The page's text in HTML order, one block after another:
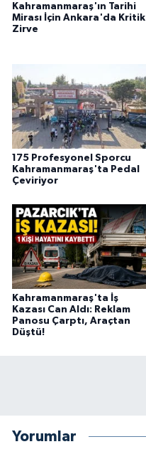
Kahramanmaraş'ın Tarihi
Mirası İçin Ankara'da Kritik
Zirve
175 Profesyonel Sporcu
Kahramanmaraş'ta Pedal
Çeviriyor
Kahramanmaraş'ta İş
Kazası Can Aldı: Reklam
Panosu Çarptı, Araçtan
Düştü!
Yorumlar
YARIŞMALAR
HABERDE İNSAN